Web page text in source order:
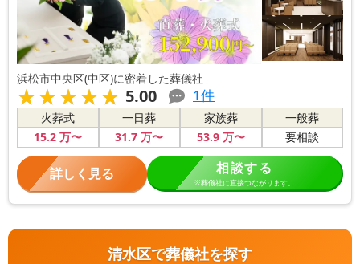
浜松市中央区(中区)に密着した葬儀社
★★★★★
★★★★★ 5.00 1件
火葬式
15.2万〜
一日葬
31.7 万〜
家族葬
53.9万〜
一般葬
要相談
詳しく見る 相談する
※葬儀社に直接つながります。
清水区で葬儀社を探す